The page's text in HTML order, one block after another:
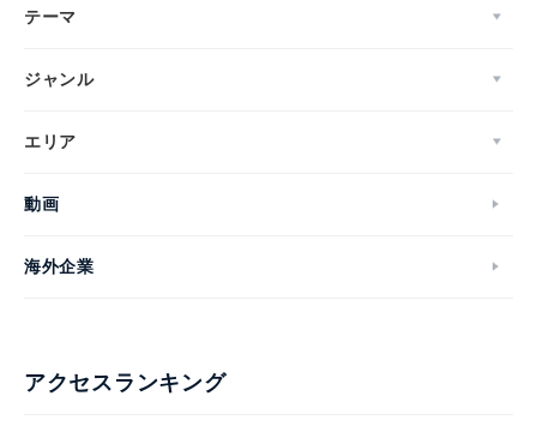
テーマ
ジャンル
エリア
動画
海外企業
アクセスランキング